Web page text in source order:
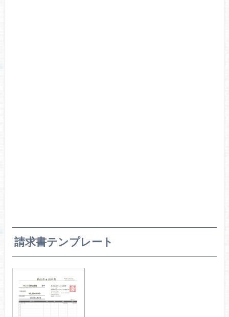
請求書テンプレート